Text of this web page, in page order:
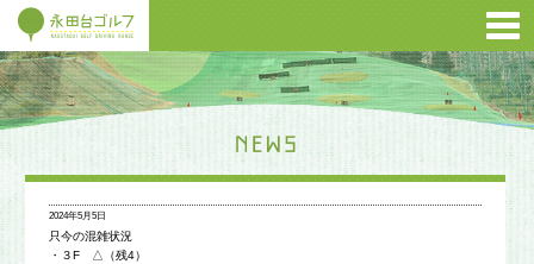
2024年5月5日
只今の混雑状況
・３F △（残4）